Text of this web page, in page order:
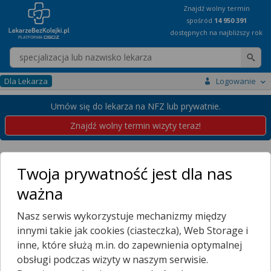
Znajdź wolny termin
spośród 14 950 391
dostępnych na najbliższy rok
Wpisz nazwę lekarza
Dla Lekarza Logowanie
Umów się do lekarza na NFZ lub prywatnie.
Znajdź wolny termin wizyty teraz!
Placówki
Przychodnie w Resku
Wybierz dzielnicę
RESKO
Więcej Miejscowości...
W Resku nie znaleziono placówek udostępniających rejestrację
online.
Twoja prywatność jest dla nas
ważna
Nasz serwis wykorzystuje mechanizmy między
innymi takie jak cookies (ciasteczka), Web Storage i
inne, które służą m.in. do zapewnienia optymalnej
obsługi podczas wizyty w naszym serwisie.